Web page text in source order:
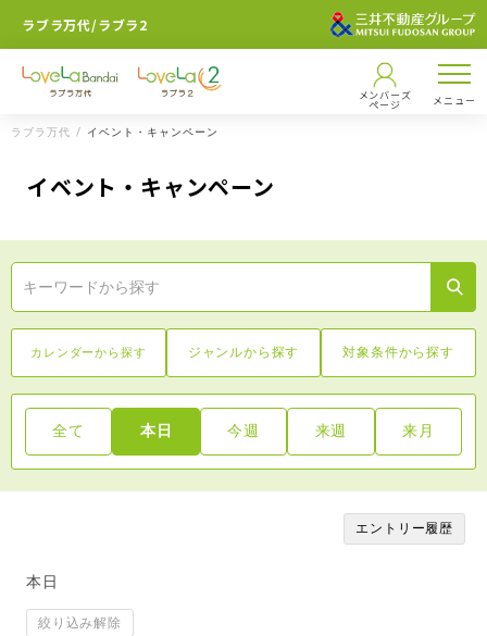
ラブラ万代/ラブラ2
メンバーズ
ページ メニュー
ラブラ万代 イベント・キャンペーン
イベント・キャンペーン
カレンダーから探す ジャンルから探す 対象条件から探す
全て 本日 今週 来週 来月
エントリー履歴
本日
絞り込み解除